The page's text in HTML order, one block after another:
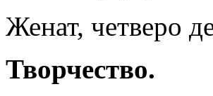
Женат, четверо
Творчество.